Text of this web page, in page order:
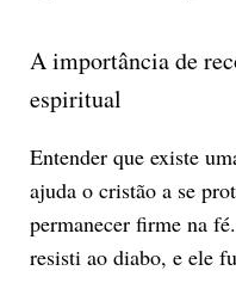
A importância de
espiritual
Entender que existe
ajuda o cristão a se
permanecer firme na
resisti ao diabo, e ele